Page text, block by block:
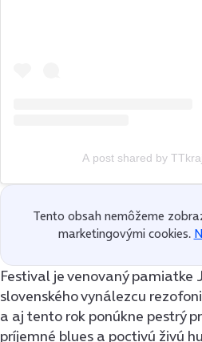
A post shared by
Tento obsah nemôžeme
marketingovými cookies.
Festival je venovaný pamiatke
slovenského vynálezcu
a aj tento rok ponúkne pestrý
príjemné blues a poctivú živú